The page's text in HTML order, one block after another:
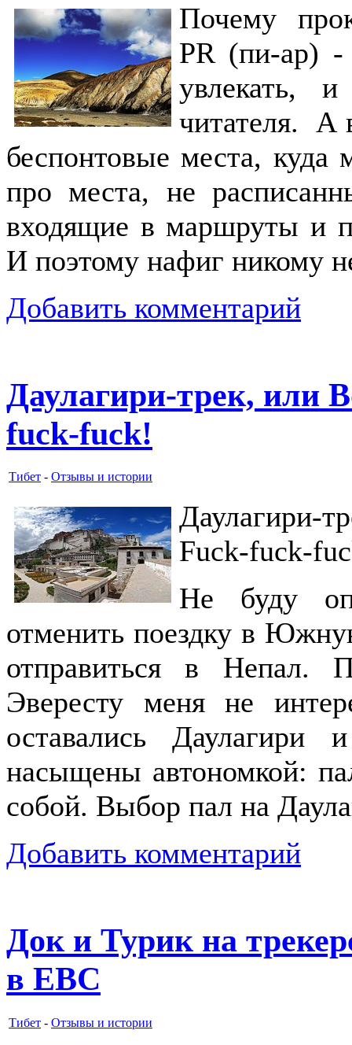
Почему
PR (пи-ар) -
увлекать,
читателя. А
беспонтовые места, куда
про места, не
входящие в маршруты и
И поэтому нафиг никому
Добавить комментарий
Даулагири-трек, или
fuck-fuck!
Тибет - Отзывы и истории
Даулагири-
Fuck-fuck-
Не буду
отменить поездку в
отправиться в Непал.
Эвересту меня не
оставались
насыщены автономкой:
собой. Выбор пал на
Добавить комментарий
Док и Турик на
в ЕВС
Тибет - Отзывы и истории